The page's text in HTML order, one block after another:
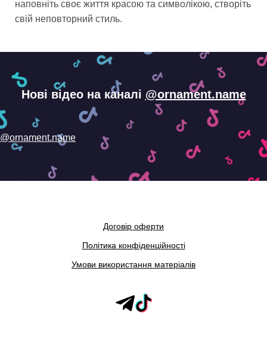
наповніть своє життя красою та символікою, створіть
свій неповторний стиль.
Нові відео на каналі @ornament.name
@ornament.name
Договір оферти
Політика конфіденційності
Умови використання матеріалів